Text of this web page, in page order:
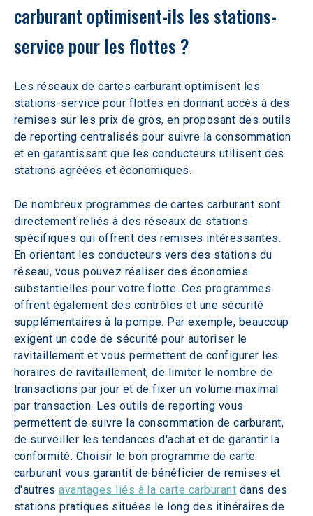
carburant optimisent-ils les stations-
service pour les flottes ?
Les réseaux de cartes carburant optimisent les
stations-service pour flottes en donnant accès à des
remises sur les prix de gros, en proposant des outils
de reporting centralisés pour suivre la consommation
et en garantissant que les conducteurs utilisent des
stations agréées et économiques.
De nombreux programmes de cartes carburant sont
directement reliés à des réseaux de stations
spécifiques qui offrent des remises intéressantes.
En orientant les conducteurs vers des stations du
réseau, vous pouvez réaliser des économies
substantielles pour votre flotte. Ces programmes
offrent également des contrôles et une sécurité
supplémentaires à la pompe. Par exemple, beaucoup
exigent un code de sécurité pour autoriser le
ravitaillement et vous permettent de configurer les
horaires de ravitaillement, de limiter le nombre de
transactions par jour et de fixer un volume maximal
par transaction. Les outils de reporting vous
permettent de suivre la consommation de carburant,
de surveiller les tendances d'achat et de garantir la
conformité. Choisir le bon programme de carte
carburant vous garantit de bénéficier de remises et
d'autres avantages liés à la carte carburant dans des
stations pratiques situées le long des itinéraires de